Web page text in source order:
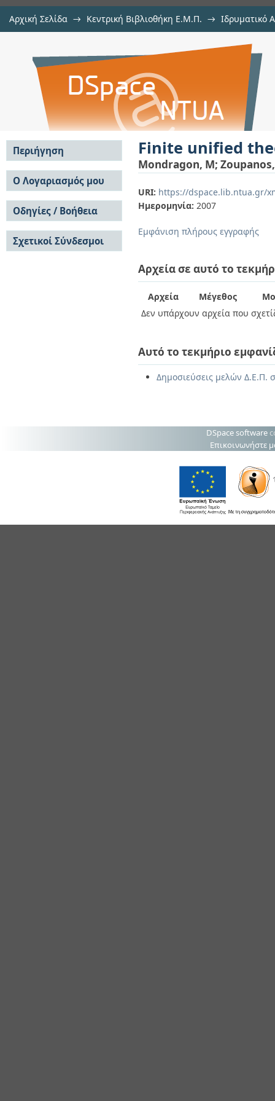
Αρχική Σελίδα → Κεντρική Βιβλιοθήκη Ε.Μ.Π. → Ιδρυματικό
Finite unified theories and low
Finite unified
Mondragon, M;
URI: https://dspace.lib.ntua.gr/
Ημερομηνία: 2007
Εμφάνιση πλήρους εγγραφής
Αρχεία σε αυτό το
Αρχεία Μέγεθος
Δεν υπάρχουν αρχεία που
Αυτό το τεκμήριο
Δημοσιεύσεις μελών Δ.Ε.Π.
Περιήγηση
Σε όλο το DSpace
Κοινότητες & Συλλογές
Ανά Ημερομηνία
Έκδοσης
Συγγραφείς
Τίτλοι
Θέματα
Ο Λογαριασμός μου
Σύνδεση
Εγγραφή
Οδηγίες / Βοήθεια
Οδηγίες Υποβολής
Οδηγίες Χρήσης ΙΑ
Συχνές Ερωτήσεις
Σχετικοί Σύνδεσμοι
DSpace software
Επικοινωνήστε